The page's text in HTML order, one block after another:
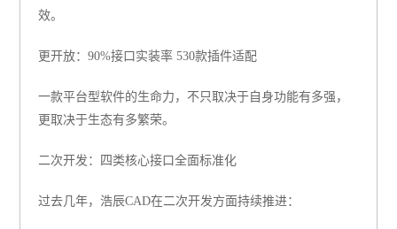
效。
更开放：90%接口实装率 530款插件适配
一款平台型软件的生命力，不只取决于自身功能有多强，
更取决于生态有多繁荣。
二次开发：四类核心接口全面标准化
过去几年，浩辰CAD在二次开发方面持续推进：